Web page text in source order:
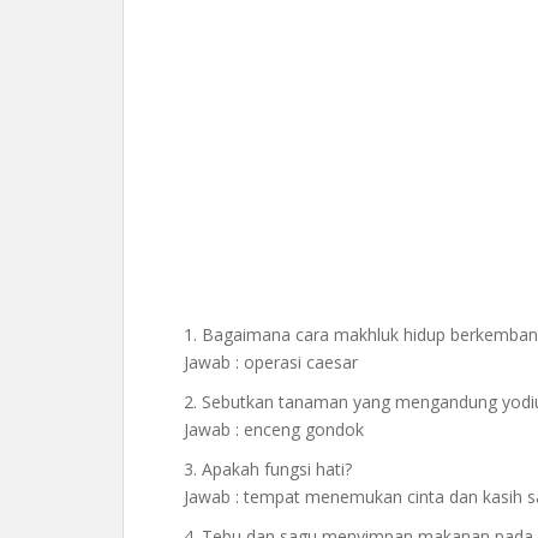
1. Bagaimana cara makhluk hidup
Jawab : operasi caesar
2. Sebutkan tanaman yang mengandung
Jawab : enceng gondok
3. Apakah fungsi hati?
Jawab : tempat menemukan cinta dan kasih